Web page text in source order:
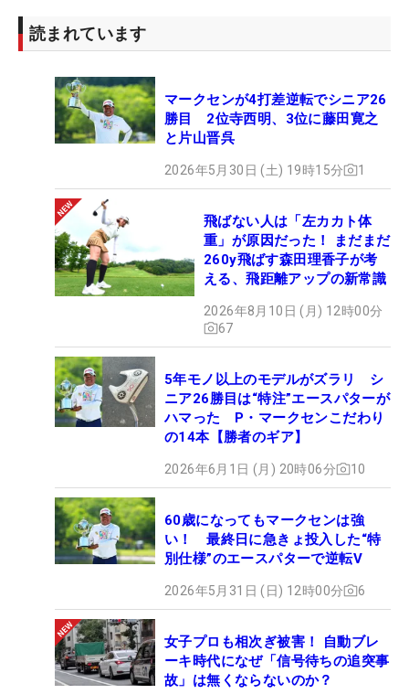
読まれています
マークセンが4打差逆転でシニア26
勝目 2位寺西明、3位に藤田寛之
と片山晋呉
2026年5月30日 (土) 19時15分 1
飛ばない人は「左カカト体
重」が原因だった！ まだまだ
260y飛ばす森田理香子が考
える、飛距離アップの新常識
2026年8月10日 (月) 12時00分
67
5年モノ以上のモデルがズラリ シ
ニア26勝目は“特注”エースパターが
ハマった P・マークセンこだわり
の14本【勝者のギア】
2026年6月1日 (月) 20時06分 10
60歳になってもマークセンは強
い！ 最終日に急きょ投入した“特
別仕様”のエースパターで逆転V
2026年5月31日 (日) 12時00分 6
女子プロも相次ぎ被害！ 自動ブレ
ーキ時代になぜ「信号待ちの追突事
故」は無くならないのか？